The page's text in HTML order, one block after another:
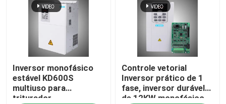
Inversor monofásico
estável KD600S
multiuso para
triturador
Controle vetorial
Inversor prático de 1
fase, inversor durável
de 12KW monofásico